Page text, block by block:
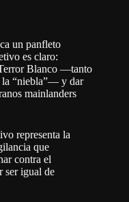
un panfleto
es claro:
Blanco —tanto
la “niebla”— y dar
mainlanders
representa la
que
contra el
ser igual de